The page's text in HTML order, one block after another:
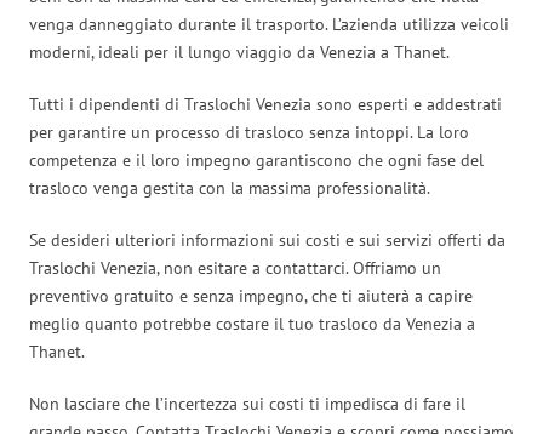
venga danneggiato durante il trasporto. L’azienda utilizza veicoli
moderni, ideali per il lungo viaggio da Venezia a Thanet.
Tutti i dipendenti di Traslochi Venezia sono esperti e addestrati
per garantire un processo di trasloco senza intoppi. La loro
competenza e il loro impegno garantiscono che ogni fase del
trasloco venga gestita con la massima professionalità.
Se desideri ulteriori informazioni sui costi e sui servizi offerti da
Traslochi Venezia, non esitare a contattarci. Offriamo un
preventivo gratuito e senza impegno, che ti aiuterà a capire
meglio quanto potrebbe costare il tuo trasloco da Venezia a
Thanet.
Non lasciare che l’incertezza sui costi ti impedisca di fare il